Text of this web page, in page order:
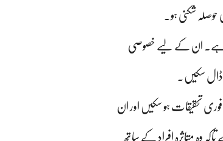
شکنی ہو۔
ہے۔ ان کے لیے خصوصی
ڈال سکیں۔
تحقیقات ہو سکیں اور ان
وہ متاثرہ افراد کے ساتھ